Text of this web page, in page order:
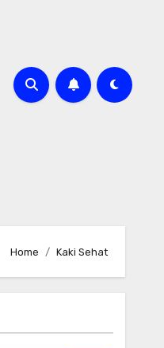
Home Kaki Sehat